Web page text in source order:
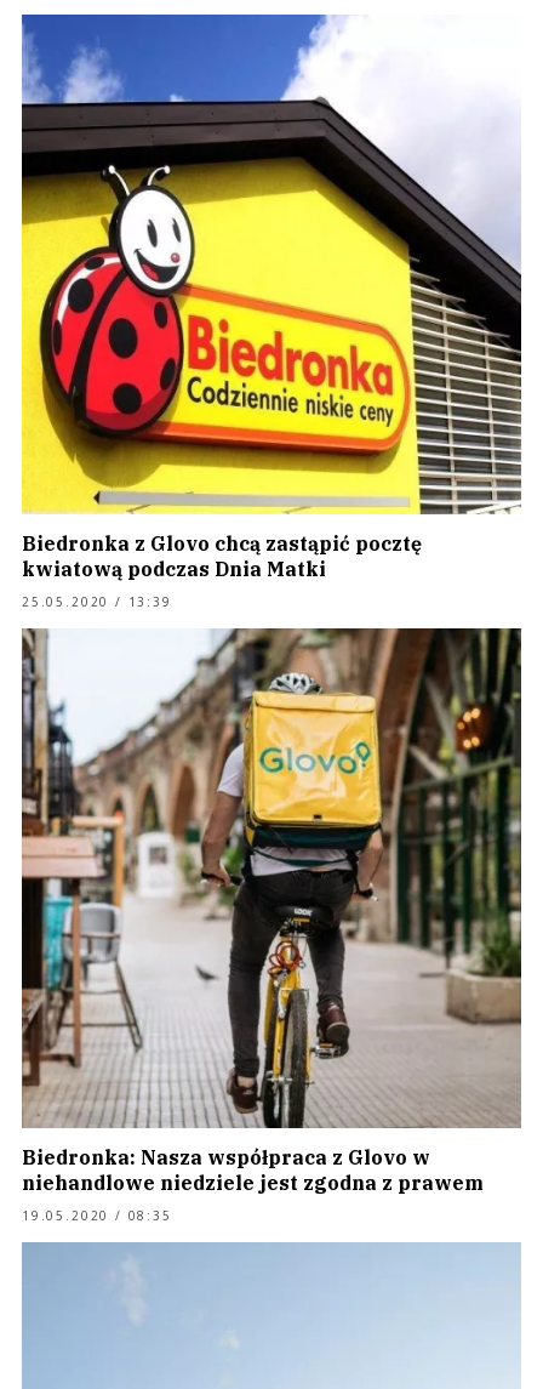
Biedronka z Glovo chcą zastąpić pocztę
kwiatową podczas Dnia Matki
25.05.2020 / 13:39
Biedronka: Nasza współpraca z Glovo w
niehandlowe niedziele jest zgodna z prawem
19.05.2020 / 08:35